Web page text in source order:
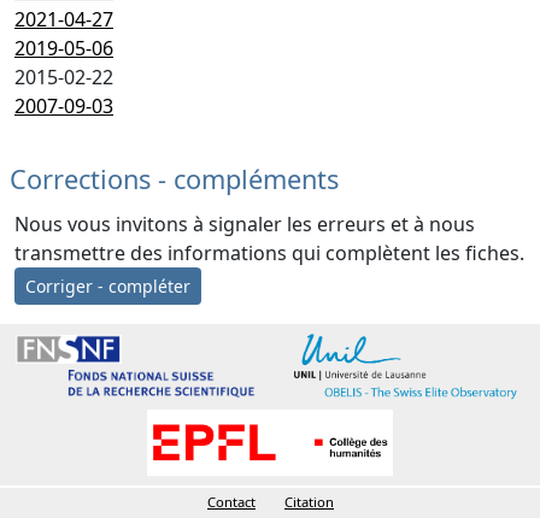
2021-04-27
2019-05-06
2015-02-22
2007-09-03
Corrections - compléments
Nous vous invitons à signaler les erreurs et à nous
transmettre des informations qui complètent les fiches.
Corriger - compléter
Contact Citation